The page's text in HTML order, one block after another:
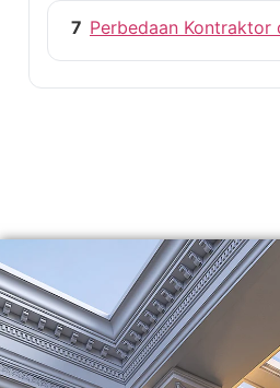
7 Perbedaan Kontraktor